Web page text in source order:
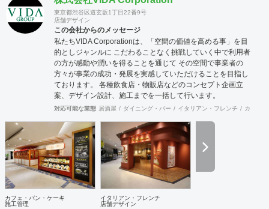
東京都渋谷区道玄坂1丁目22番9号
店舗デザイン
この会社からのメッセージ
私たちVIDA Corporationは、「空間の価値を高める事」を目
的としジャンルに こだわることなく挑戦していく中で利用者
の方が感動や潤いを得ることを通じて その空間で事業者の
方々が事業の成功・発展を実感していただけることを目指し
ております。 各種飲食店・物販店などのコンセプト企画立
案、デザイン設計、施工までを一括して行います。
対応可能な業態 居酒屋 ダイニング・バー イタリアン・フレンチ カフェ
カフェ・パン・ケーキ
施工管理
イタリアン・フレンチ
店舗デザイン